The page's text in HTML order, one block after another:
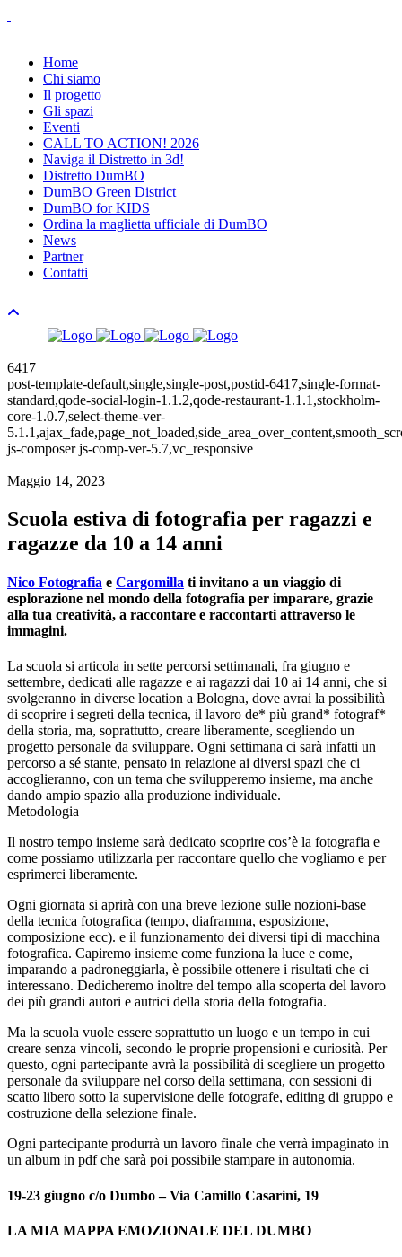
Home
Chi siamo
Il progetto
Gli spazi
Eventi
CALL TO ACTION! 2026
Naviga il Distretto in 3d!
Distretto DumBO
DumBO Green District
DumBO for KIDS
Ordina la maglietta ufficiale di DumBO
News
Partner
Contatti
6417
post-template-default,single,single-post,postid-6417,single-format-
standard,qode-social-login-1.1.2,qode-restaurant-1.1.1,stockholm-
core-1.0.7,select-theme-ver-
js-composer js-comp-ver-5.7,vc_responsive
Maggio 14, 2023
Scuola estiva di fotografia per ragazzi e
ragazze da 10 a 14 anni
Nico Fotografia e Cargomilla ti invitano a un viaggio di
esplorazione nel mondo della fotografia per imparare, grazie
alla tua creatività, a raccontare e raccontarti attraverso le
immagini.
La scuola si articola in sette percorsi settimanali, fra giugno e
settembre, dedicati alle ragazze e ai ragazzi dai 10 ai 14 anni, che si
svolgeranno in diverse location a Bologna, dove avrai la possibilità
di scoprire i segreti della tecnica, il lavoro de* più grand* fotograf*
della storia, ma, soprattutto, creare liberamente, scegliendo un
progetto personale da sviluppare. Ogni settimana ci sarà infatti un
percorso a sé stante, pensato in relazione ai diversi spazi che ci
accoglieranno, con un tema che svilupperemo insieme, ma anche
dando ampio spazio alla produzione individuale.
Metodologia
Il nostro tempo insieme sarà dedicato scoprire cos’è la fotografia e
come possiamo utilizzarla per raccontare quello che vogliamo e per
esprimerci liberamente.
Ogni giornata si aprirà con una breve lezione sulle nozioni-base
della tecnica fotografica (tempo, diaframma, esposizione,
composizione ecc). e il funzionamento dei diversi tipi di macchina
fotografica. Capiremo insieme come funziona la luce e come,
imparando a padroneggiarla, è possibile ottenere i risultati che ci
interessano. Dedicheremo inoltre del tempo alla scoperta del lavoro
dei più grandi autori e autrici della storia della fotografia.
Ma la scuola vuole essere soprattutto un luogo e un tempo in cui
creare senza vincoli, secondo le proprie propensioni e curiosità. Per
questo, ogni partecipante avrà la possibilità di scegliere un progetto
personale da sviluppare nel corso della settimana, con sessioni di
scatto libero sotto la supervisione delle fotografe, editing di gruppo e
costruzione della selezione finale.
Ogni partecipante produrrà un lavoro finale che verrà impaginato in
un album in pdf che sarà poi possibile stampare in autonomia.
19-23 giugno c/o Dumbo – Via Camillo Casarini, 19
LA MIA MAPPA EMOZIONALE DEL DUMBO